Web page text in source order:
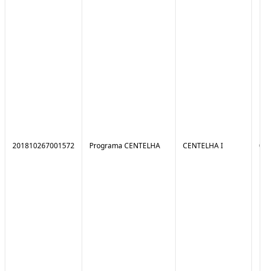
201810267001572 Programa CENTELHA CENTELHA I